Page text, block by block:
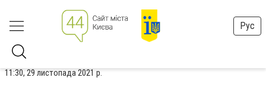
Рус
11:30, 29 листопада 2021 р.